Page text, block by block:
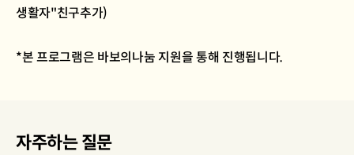
생활자"친구추가)
*본 프로그램은 바보의나눔 지원을 통해 진행됩니다.
자주하는 질문